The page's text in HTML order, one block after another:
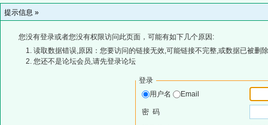
提示信息 »
您没有登录或者您没有权限访问此页面，可能有如下几个原因:
读取数据错误,原因：您要访问的链接无效,可能链接不完整,或数据已被删
您还不是论坛会员,请先登录论坛
登录
用户名
Email
密 码